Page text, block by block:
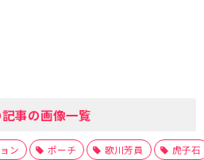
記事の画像一覧
ン ポーチ 歌川芳員 虎子石